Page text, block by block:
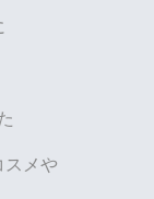
メや